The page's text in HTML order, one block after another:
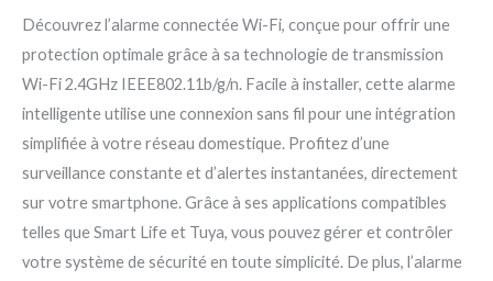
Découvrez l’alarme connectée Wi-Fi, conçue pour offrir une
protection optimale grâce à sa technologie de transmission
Wi-Fi 2.4GHz IEEE802.11b/g/n. Facile à installer, cette alarme
intelligente utilise une connexion sans fil pour une intégration
simplifiée à votre réseau domestique. Profitez d’une
surveillance constante et d’alertes instantanées, directement
sur votre smartphone. Grâce à ses applications compatibles
telles que Smart Life et Tuya, vous pouvez gérer et contrôler
votre système de sécurité en toute simplicité. De plus, l’alarme